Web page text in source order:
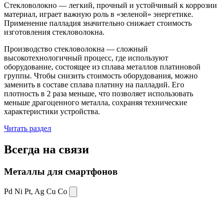
Стекловолокно — легкий, прочный и устойчивый к коррозии
материал, играет важную роль в «зеленой» энергетике.
Применение палладия значительно снижает стоимость
изготовления стекловолокна.
Производство стекловолокна — сложный
высокотехнологичный процесс, где используют
оборудование, состоящее из сплава металлов платиновой
группы. Чтобы снизить стоимость оборудования, можно
заменить в составе сплава платину на палладий. Его
плотность в 2 раза меньше, что позволяет использовать
меньше драгоценного металла, сохраняя технические
характеристики устройства.
Читать раздел
Всегда на связи
Металлы для смартфонов
Pd Ni Pt, Ag Cu Co